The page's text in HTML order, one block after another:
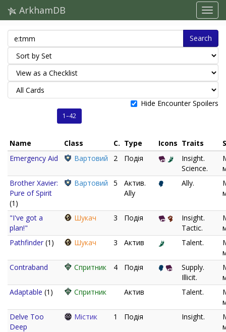
ArkhamDB
Search
Hide Encounter Spoilers
1–42
Name Class C. Type Icons Traits
Emergency Aid
Вартовий 2 Подія
Insight.
Science.
Brother Xavier:
Pure of Spirit
(1)
Вартовий 5
Актив.
Ally
Ally.
"I've got a
plan!"
Шукач 3 Подія
Insight.
Tactic.
Pathfinder (1) Шукач 3 Актив Talent.
Contraband
Спритник 4 Подія
Supply.
Illicit.
Adaptable (1) Спритник Актив Talent.
Delve Too
Deep
Містик 1 Подія Insight.